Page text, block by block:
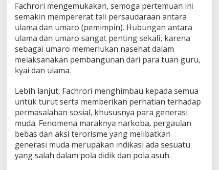
Fachrori mengemukakan, semoga pertemuan ini
semakin mempererat tali persaudaraan antara
ulama dan umaro (pemimpin). Hubungan antara
ulama dan umaro sangat penting sekali, karena
sebagai umaro memerlukan nasehat dalam
melaksanakan pembangunan dari para tuan guru,
kyai dan ulama.
Lebih lanjut, Fachrori menghimbau kepada semua
untuk turut serta memberikan perhatian terhadap
permasalahan sosial, khususnya para generasi
muda. Fenomena maraknya narkoba, pergaulan
bebas dan aksi terorisme yang melibatkan
generasi muda merupakan indikasi ada sesuatu
yang salah dalam pola didik dan pola asuh.